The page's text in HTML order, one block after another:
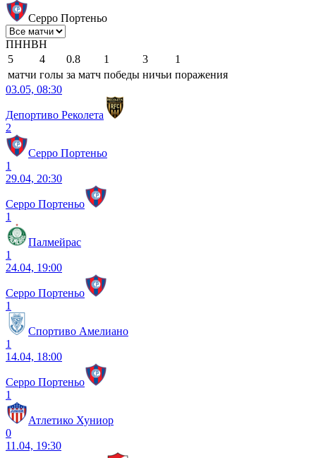
Серро Портеньо
ПННВН
5
4 0.8 1 3
1
матчи голы за матч победы ничьи поражения
03.05, 08:30
Депортиво Реколета
2
Серро Портеньо
1
29.04, 20:30
Серро Портеньо
1
Палмейрас
1
24.04, 19:00
Серро Портеньо
1
Спортиво Амелиано
1
14.04, 18:00
Серро Портеньо
1
Атлетико Хуниор
0
11.04, 19:30